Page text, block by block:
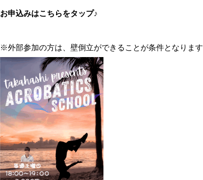
お申込みはこちらをタップ♪
※外部参加の方は、壁倒立ができることが条件となります